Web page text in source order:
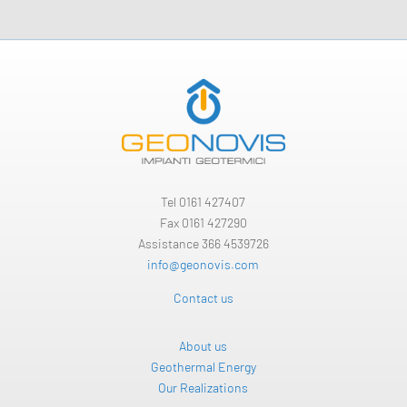
Tel 0161 427407
Fax 0161 427290
Assistance 366 4539726
info@geonovis.com
Contact us
About us
Geothermal Energy
Our Realizations